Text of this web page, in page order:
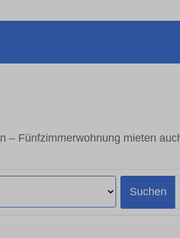
– Fünfzimmerwohnung mieten
Suchen